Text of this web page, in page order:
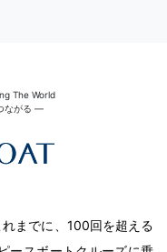
The World
ながる ―
までに、100回を超える